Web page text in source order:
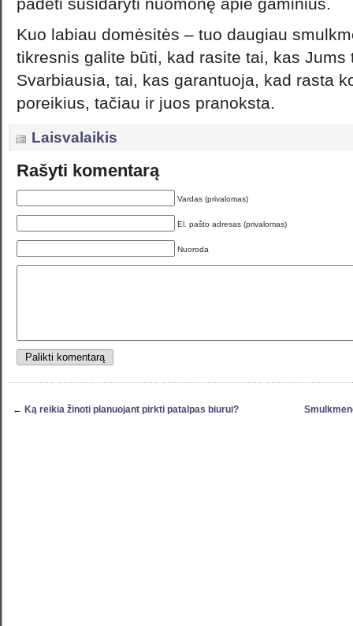
Kuo labiau domėsitės – tuo daugiau
tikresnis galite būti, kad rasite tai, kas Jums
Svarbiausia, tai, kas garantuoja, kad rasta
poreikius, tačiau ir juos pranoksta.
Laisvalaikis
Rašyti komentarą
Vardas (privalomas)
El. pašto adresas (privalomas)
Nuoroda
← Ką reikia žinoti planuojant pirkti patalpas biurui?